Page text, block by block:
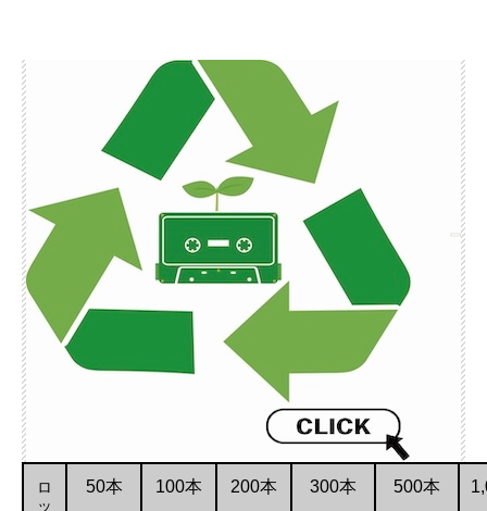
ロ
ッ
50本 100本 200本 300本 500本